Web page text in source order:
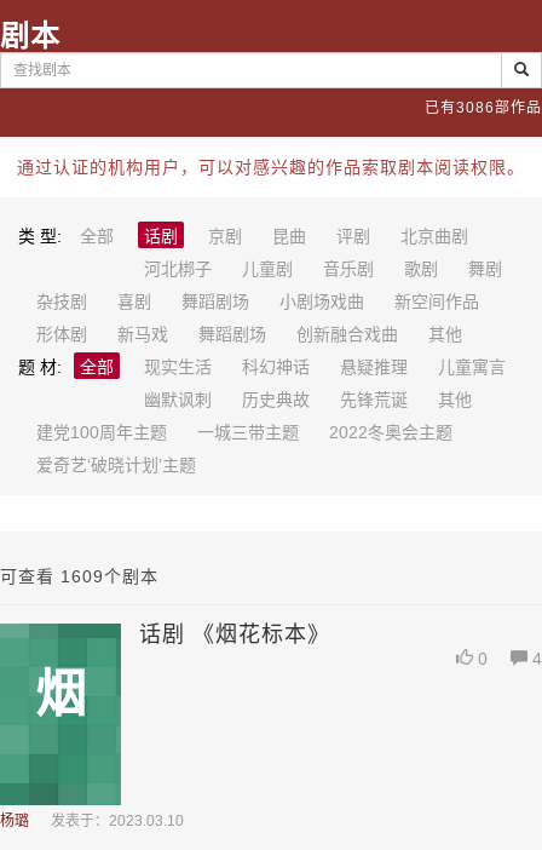
剧本
已有3086部作品
通过认证的机构用户，可以对感兴趣的作品索取剧本阅读权限。
类 型: 全部 话剧 京剧 昆曲 评剧
北京曲剧
河北梆子
儿童剧 音乐剧 歌剧
舞剧
杂技剧
喜剧 舞蹈剧场 小剧场戏曲
新空间作品
形体剧
新马戏 舞蹈剧场 创新融合戏曲
其他
题 材:
全部 现实生活 科幻神话 悬疑推理
儿童寓言
幽默讽刺
历史典故 先锋荒诞
其他
建党100周年主题
一城三带主题
2022冬奥会主题
爱奇艺‘破晓计划’主题
可查看 1609个剧本
烟
话剧 《烟花标本》
0 4
杨璐 发表于：2023.03.10